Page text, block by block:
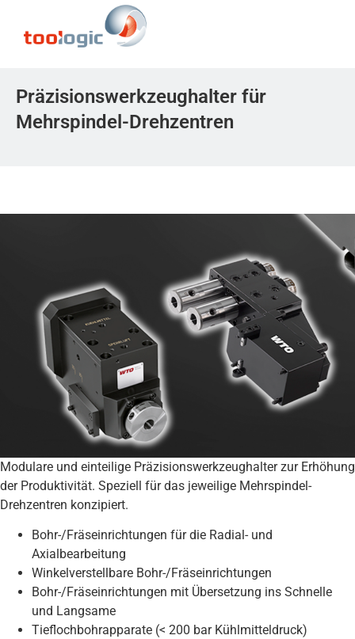
Präzisionswerkzeughalter für
Mehrspindel-Drehzentren
Modulare und einteilige Präzisionswerkzeughalter zur Erhöhung
der Produktivität. Speziell für das jeweilige Mehrspindel-
Drehzentren konzipiert.
Bohr-/Fräseinrichtungen für die Radial- und
Axialbearbeitung
Winkelverstellbare Bohr-/Fräseinrichtungen
Bohr-/Fräseinrichtungen mit Übersetzung ins Schnelle
und Langsame
Tieflochbohrapparate (< 200 bar Kühlmitteldruck)